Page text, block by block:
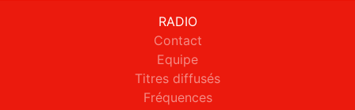
RADIO
Contact
Equipe
Titres diffusés
Fréquences